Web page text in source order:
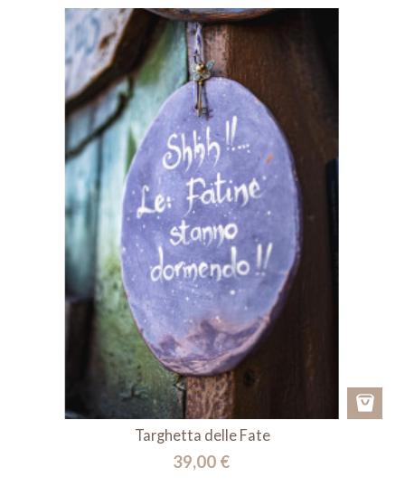
Targhetta delle Fate
39,00 €